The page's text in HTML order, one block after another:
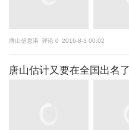
唐山信息港 评论 0 2016-8-3 00:02
唐山估计又要在全国出名